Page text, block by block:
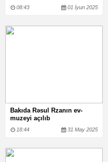
08:43 01 İyun 2025
Bakıda Rəsul Rzanın ev-
muzeyi açılıb
18:44 31 May 2025